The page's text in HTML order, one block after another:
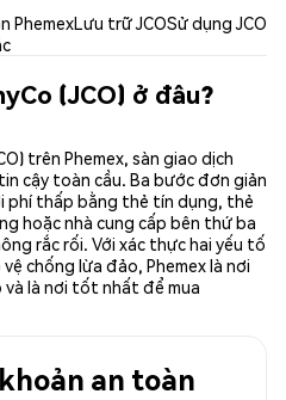
PhemexLưu trữ JCOSử dụng JCO
(JCO) ở đâu?
trên Phemex, sàn giao dịch
cậy toàn cầu. Ba bước đơn giản
phí thấp bằng thẻ tín dụng, thẻ
hoặc nhà cung cấp bên thứ ba
rắc rối. Với xác thực hai yếu tố
chống lừa đảo, Phemex là nơi
và là nơi tốt nhất để mua
an toàn